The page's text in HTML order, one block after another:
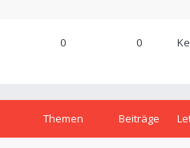
0 0
Themen Beiträge